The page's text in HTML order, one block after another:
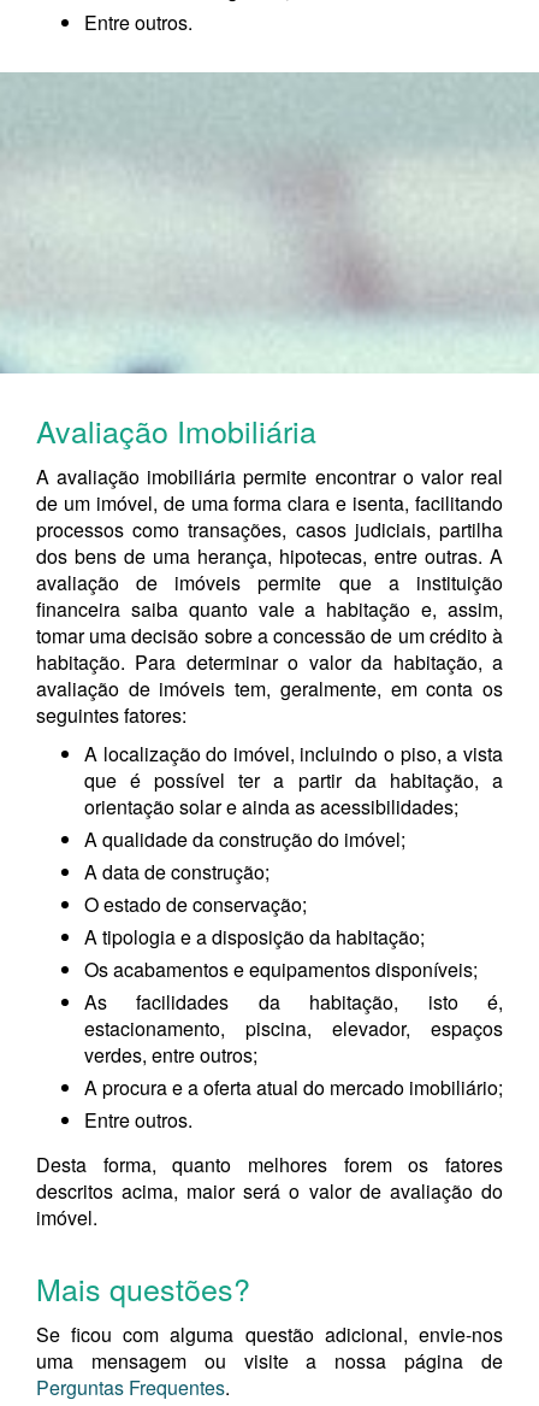
Entre outros.
Avaliação Imobiliária
A avaliação imobiliária permite encontrar o valor real
de um imóvel, de uma forma clara e isenta, facilitando
processos como transações, casos judiciais, partilha
dos bens de uma herança, hipotecas, entre outras. A
avaliação de imóveis permite que a instituição
financeira saiba quanto vale a habitação e, assim,
tomar uma decisão sobre a concessão de um crédito à
habitação. Para determinar o valor da habitação, a
avaliação de imóveis tem, geralmente, em conta os
seguintes fatores:
A localização do imóvel, incluindo o piso, a vista
que é possível ter a partir da habitação, a
orientação solar e ainda as acessibilidades;
A qualidade da construção do imóvel;
A data de construção;
O estado de conservação;
A tipologia e a disposição da habitação;
Os acabamentos e equipamentos disponíveis;
As facilidades da habitação, isto é,
estacionamento, piscina, elevador, espaços
verdes, entre outros;
A procura e a oferta atual do mercado imobiliário;
Entre outros.
Desta forma, quanto melhores forem os fatores
descritos acima, maior será o valor de avaliação do
imóvel.
Mais questões?
Se ficou com alguma questão adicional, envie-nos
uma mensagem ou visite a nossa página de
Perguntas Frequentes.